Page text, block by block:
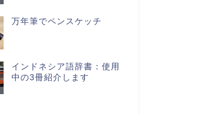
万年筆でペンスケッチ
インドネシア語辞書：使用
中の3冊紹介します